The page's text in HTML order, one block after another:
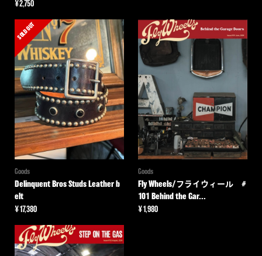
¥2,750
SOLD OUT
Goods
Delinquent Bros Studs Leather b
elt
¥17,380
Goods
Fly Wheels/フライウィール #
101 Behind the Gar...
¥1,980